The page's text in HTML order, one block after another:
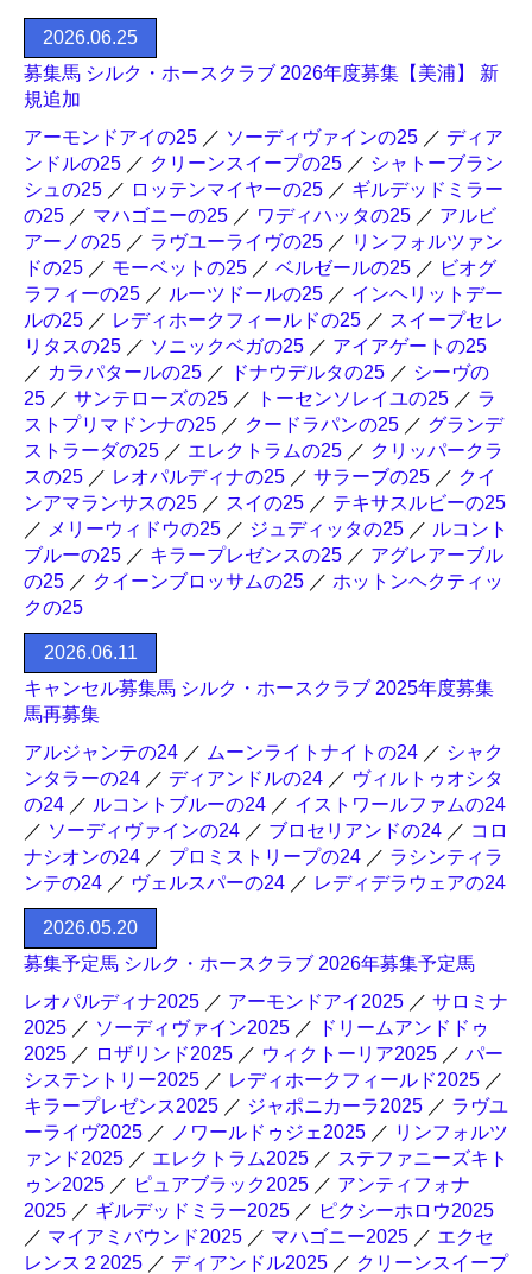
2026.06.25
募集馬 シルク・ホースクラブ 2026年度募集【美浦】 新
規追加
アーモンドアイの25 ／ ソーディヴァインの25 ／ ディア
ンドルの25 ／ クリーンスイープの25 ／ シャトーブラン
シュの25 ／ ロッテンマイヤーの25 ／ ギルデッドミラー
の25 ／ マハゴニーの25 ／ ワディハッタの25 ／ アルビ
アーノの25 ／ ラヴユーライヴの25 ／ リンフォルツァン
ドの25 ／ モーベットの25 ／ ベルゼールの25 ／ ビオグ
ラフィーの25 ／ ルーツドールの25 ／ インヘリットデー
ルの25 ／ レディホークフィールドの25 ／ スイープセレ
リタスの25 ／ ソニックベガの25 ／ アイアゲートの25
／ カラパタールの25 ／ ドナウデルタの25 ／ シーヴの
25 ／ サンテローズの25 ／ トーセンソレイユの25 ／ ラ
ストプリマドンナの25 ／ クードラパンの25 ／ グランデ
ストラーダの25 ／ エレクトラムの25 ／ クリッパークラ
スの25 ／ レオパルディナの25 ／ サラーブの25 ／ クイ
ンアマランサスの25 ／ スイの25 ／ テキサスルビーの25
／ メリーウィドウの25 ／ ジュディッタの25 ／ ルコント
ブルーの25 ／ キラープレゼンスの25 ／ アグレアーブル
の25 ／ クイーンブロッサムの25 ／ ホットンヘクティッ
クの25
2026.06.11
キャンセル募集馬 シルク・ホースクラブ 2025年度募集
馬再募集
アルジャンテの24 ／ ムーンライトナイトの24 ／ シャク
ンタラーの24 ／ ディアンドルの24 ／ ヴィルトゥオシタ
の24 ／ ルコントブルーの24 ／ イストワールファムの24
／ ソーディヴァインの24 ／ ブロセリアンドの24 ／ コロ
ナシオンの24 ／ プロミストリープの24 ／ ラシンティラ
ンテの24 ／ ヴェルスパーの24 ／ レディデラウェアの24
2026.05.20
募集予定馬 シルク・ホースクラブ 2026年募集予定馬
レオパルディナ2025 ／ アーモンドアイ2025 ／ サロミナ
2025 ／ ソーディヴァイン2025 ／
ドリームアンドドゥ
2025 ／ ロザリンド2025 ／ ウィクトーリア2025 ／ パー
システントリー2025 ／ レディホークフィールド2025 ／
キラープレゼンス2025 ／ ジャポニカーラ2025 ／ ラヴユ
ーライヴ2025 ／ ノワールドゥジェ2025 ／ リンフォルツ
ァンド2025 ／ エレクトラム2025 ／ ステファニーズキト
ゥン2025 ／ ピュアブラック2025 ／ アンティフォナ
2025 ／ ギルデッドミラー2025 ／ ピクシーホロウ2025
／ マイアミバウンド2025 ／ マハゴニー2025 ／ エクセ
レンス２2025 ／ ディアンドル2025 ／ クリーンスイープ